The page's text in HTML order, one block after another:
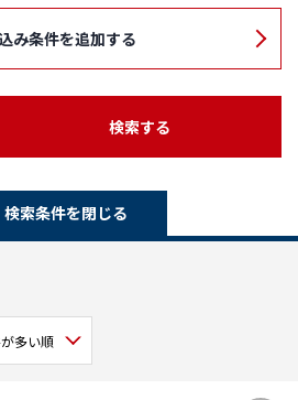
み条件を追加する
検索する
検索条件を閉じる